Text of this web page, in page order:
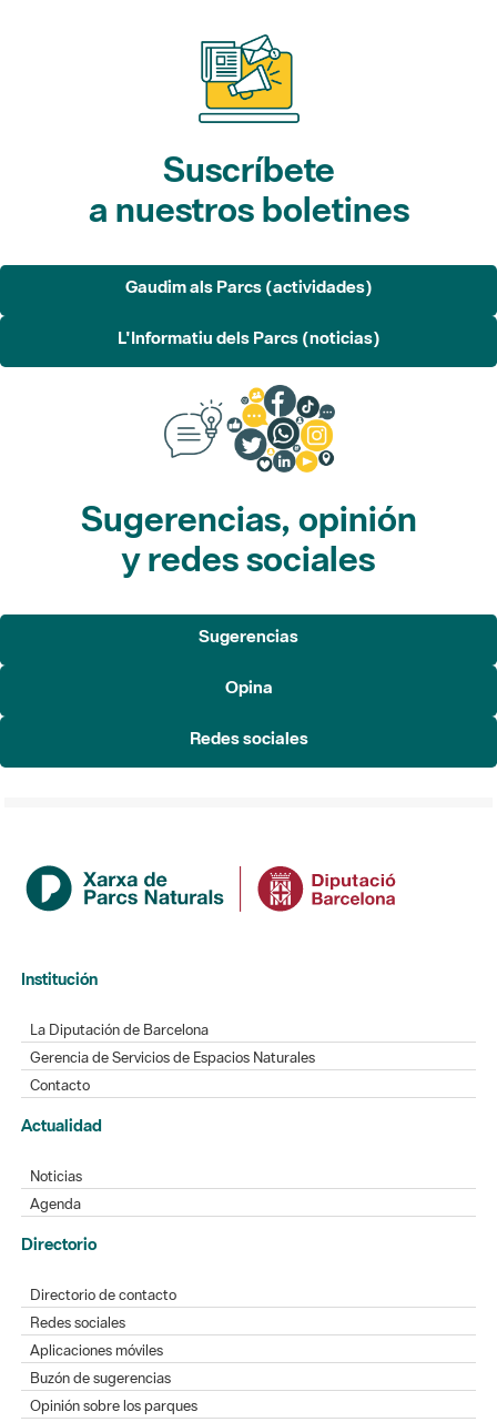
Suscríbete
a nuestros boletines
Gaudim als Parcs (actividades)
Sugerencias, opinión
y redes sociales
Sugerencias
Institución
Gerencia de Servicios de Espacios Naturales
Actualidad
Noticias
Agenda
Directorio de contacto
Redes sociales
Buzón de sugerencias
Opinión sobre los parques